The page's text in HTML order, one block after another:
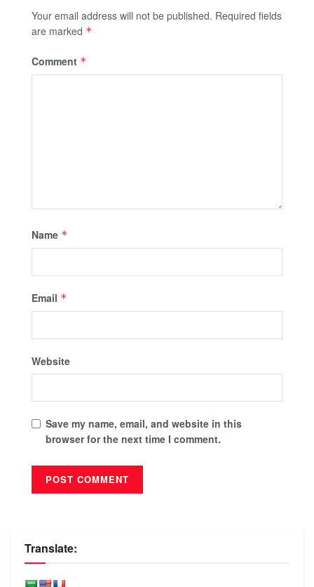
Your email address will not be published. Required fields
are marked *
Comment *
Name *
Email *
Website
Save my name, email, and website in this
browser for the next time I comment.
Translate: